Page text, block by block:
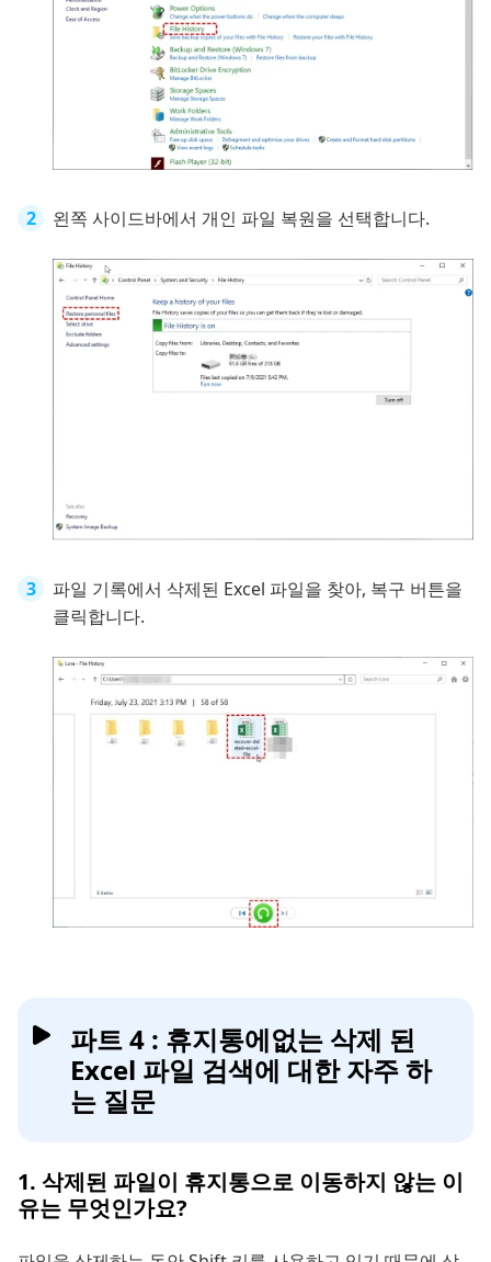
왼쪽 사이드바에서 개인 파일 복원을 선택합니다.
파일 기록에서 삭제된 Excel 파일을 찾아, 복구 버튼을
클릭합니다.
파트 4 : 휴지통에없는 삭제 된
Excel 파일 검색에 대한 자주 하
는 질문
1. 삭제된 파일이 휴지통으로 이동하지 않는 이
유는 무엇인가요?